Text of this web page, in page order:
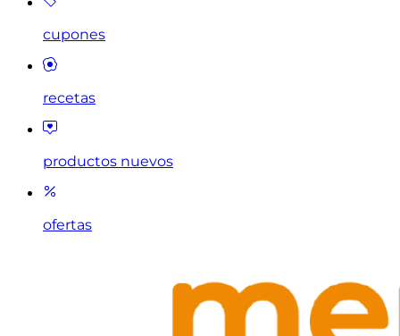
cupones
recetas
productos nuevos
ofertas